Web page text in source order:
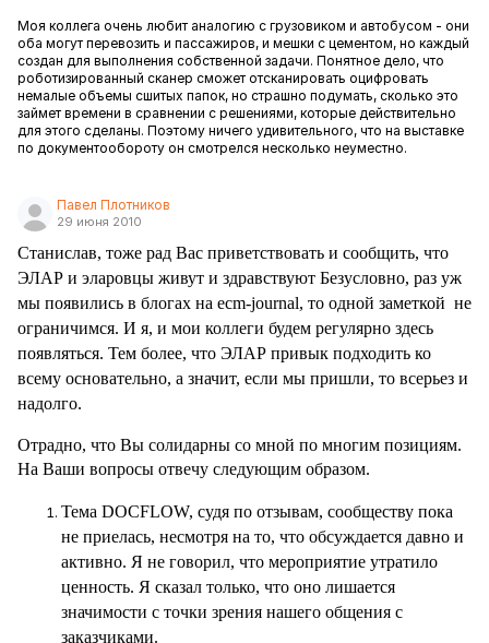
Mоя коллега очень любит аналогию с грузовиком и автобусом - они
оба могут перевозить и пассажиров, и мешки с цементом, но каждый
создан для выполнения собственной задачи. Понятное дело, что
роботизированный сканер сможет отсканировать оцифровать
немалые объемы сшитых папок, но страшно подумать, сколько это
займет времени в сравнении с решениями, которые действительно
для этого сделаны. Поэтому ничего удивительного, что на выставке
по документообороту он смотрелся несколько неуместно.
Павел Плотников
29 июня 2010
Станислав, тоже рад Вас приветствовать и сообщить, что
ЭЛАР и эларовцы живут и здравствуют Безусловно, раз уж
мы появились в блогах на ecm-journal, то одной заметкой не
ограничимся. И я, и мои коллеги будем регулярно здесь
появляться. Тем более, что ЭЛАР привык подходить ко
всему основательно, а значит, если мы пришли, то всерьез и
надолго.
Отрадно, что Вы солидарны со мной по многим позициям.
На Ваши вопросы отвечу следующим образом.
Тема DOCFLOW, судя по отзывам, сообществу пока
не приелась, несмотря на то, что обсуждается давно и
активно. Я не говорил, что мероприятие утратило
ценность. Я сказал только, что оно лишается
значимости с точки зрения нашего общения с
заказчиками.